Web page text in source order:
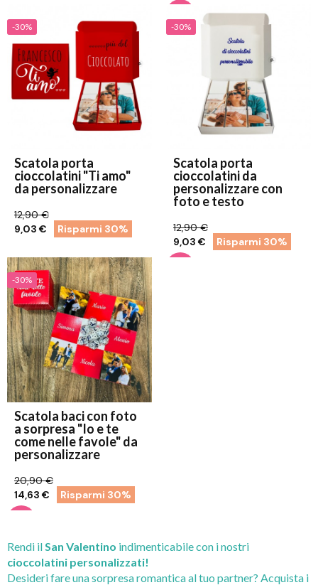
-30%
Scatola porta
cioccolatini "Ti amo"
da personalizzare
12,90 €
9,03 €
Risparmi 30%
-30%
Scatola porta
cioccolatini da
personalizzare con
foto e testo
12,90 €
9,03 €
Risparmi 30%
-30%
Scatola baci con foto
a sorpresa "Io e te
come nelle favole" da
personalizzare
20,90 €
14,63 €
Risparmi 30%
Rendi ilSan Valentino indimenticabile con i nostri
cioccolatini personalizzati!
Desideri fare una sorpresa romantica al tuo partner? Acquista i